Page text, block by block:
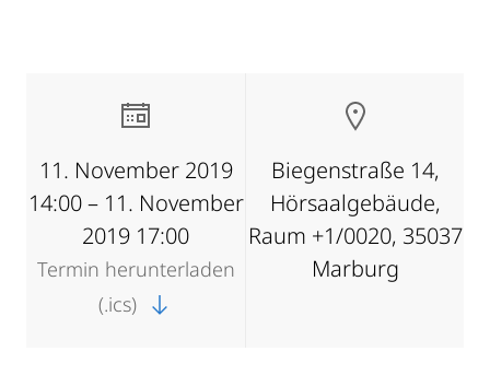
11. November 2019
14:00 – 11. November
2019 17:00
Termin herunterladen
(.ics)
Biegenstraße 14,
Hörsaalgebäude,
Raum +1/0020, 35037
Marburg